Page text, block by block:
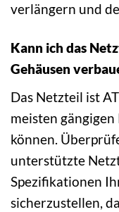
verlängern und
Kann ich das
Gehäusen
Das Netzteil ist
meisten
können.
unterstützte
Spezifikationen
sicherzustellen,